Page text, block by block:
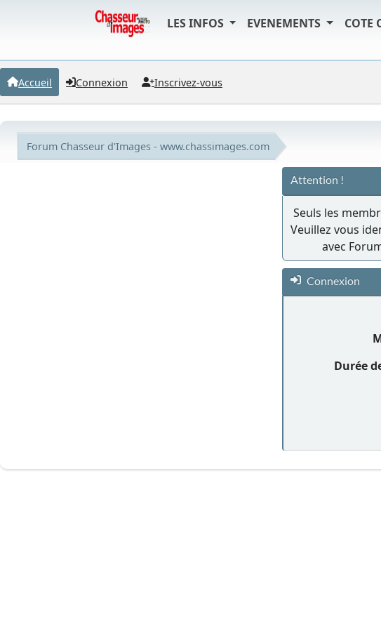
LES INFOS EVENEMENTS COTE
Accueil Connexion Inscrivez-vous
Forum Chasseur d'Images - www.chassimages.com
Attention !
Seuls les
Veuillez vous
avec
Connexion
Durée